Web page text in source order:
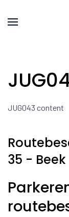
JUG043 content
35 - Beek